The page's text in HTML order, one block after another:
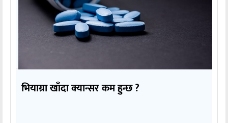
भियाग्रा खाँदा क्यान्सर कम हुन्छ ?